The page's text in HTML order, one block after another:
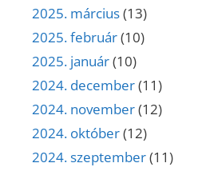
2025. március(13)
2025. február(10)
2025. január(10)
2024. december(11)
2024. november(12)
2024. október(12)
2024. szeptember(11)